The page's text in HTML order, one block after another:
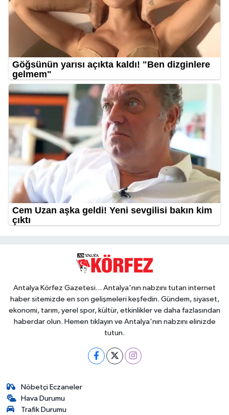
Antalya Körfez Gazetesi... Antalya'nın nabzını tutan internet
haber sitemizde en son gelişmeleri keşfedin. Gündem, siyaset,
ekonomi, tarım, yerel spor, kültür, etkinlikler ve daha fazlasından
haberdar olun. Hemen tıklayın ve Antalya'nın nabzını elinizde
tutun.
Nöbetçi Eczaneler
Hava Durumu
Trafik Durumu